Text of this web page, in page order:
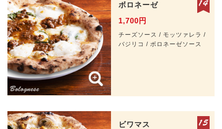
ボロネーゼ
1,700円
チーズソース / モッツァレラ /
バジリコ / ボロネーゼソース
ビワマス